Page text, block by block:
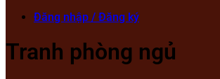
Đăng nhập / Đăng ký
Tranh phòng ngủ